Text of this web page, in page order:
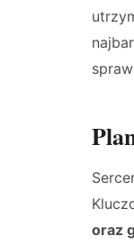
oraz